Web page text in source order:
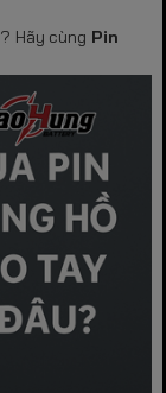
? Hãy cùng Pin